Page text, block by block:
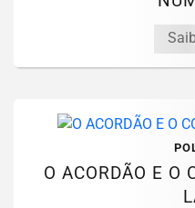
O ACORDÃO E O